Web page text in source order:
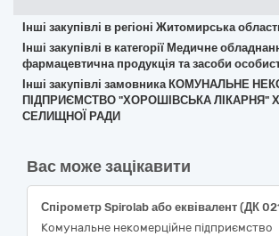
Інші закупівлі в регіоні Житомирська
Інші закупівлі в категорії Медичне
фармацевтична продукція та засоби
Інші закупівлі замовника КОМУНАЛЬНЕ
ПІДПРИЄМСТВО "ХОРОШІВСЬКА ЛІКАРНЯ"
СЕЛИЩНОЇ РАДИ
Вас може зацікавити
Комунальне некомерційне підприємство